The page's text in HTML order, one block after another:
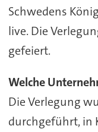
Schwedens
live. Die
gefeiert.
Welche
Die Verlegung
durchgeführt, in